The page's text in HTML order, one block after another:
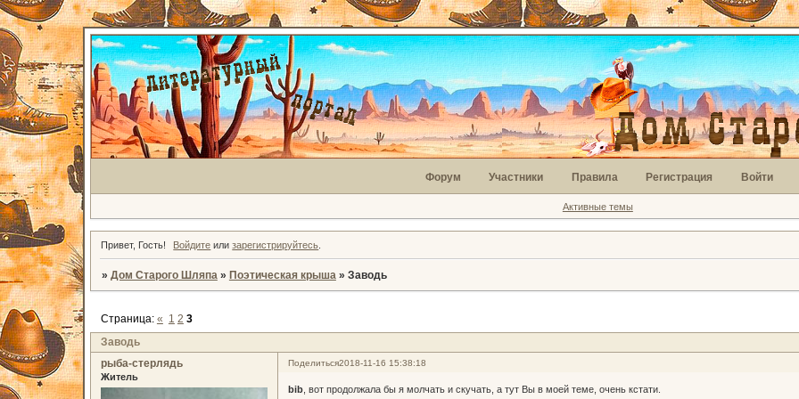
Форум Участники Правила Регистрация Войти
Активные темы
Привет, Гость! Войдите илизарегистрируйтесь
» Дом Старого Шляпа » Поэтическая крыша » Заводь
Заводь
Страница: « 1 2 3
Поделиться2018-11-16 15:38:18
рыба-стерлядь
Житель
bib, вот продолжала бы я молчать и скучать, а тут Вы в моей теме, очень кстати.